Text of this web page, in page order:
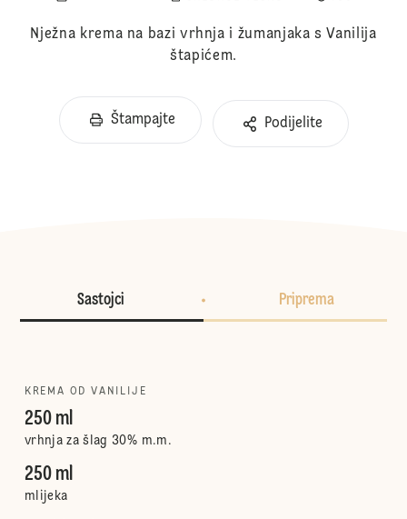
Nježna krema na bazi vrhnja i žumanjaka s Vanilija
štapićem.
Štampajte Podijelite
Sastojci Priprema
KREMA OD VANILIJE
250 ml
vrhnja za šlag 30% m.m.
250 ml
mlijeka